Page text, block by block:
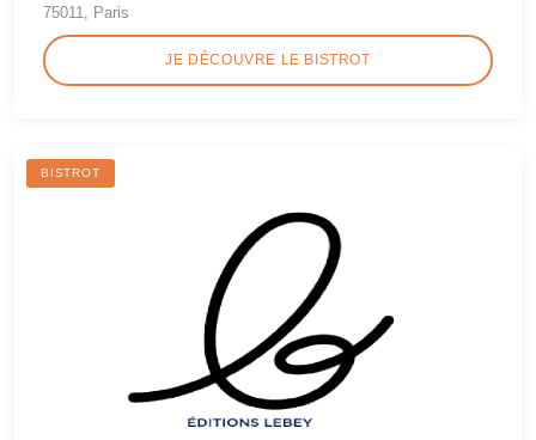
75011, Paris
JE DÉCOUVRE LE BISTROT
BISTROT